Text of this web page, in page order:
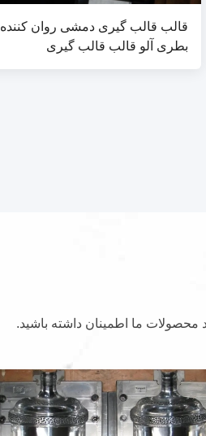
قالب قالب گیری دمشی روان کننده
بطری آلو قالب قالب گیری
ما اطمینان داشته باشید.